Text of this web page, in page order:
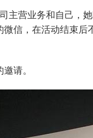
营业务和自己，
信，在活动结束
请。